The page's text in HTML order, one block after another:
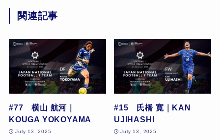
関連記事
#77 横山 航河｜
KOUGA YOKOYAMA
July 13, 2025
#15 氏橋 寛｜KAN
UJIHASHI
July 13, 2025